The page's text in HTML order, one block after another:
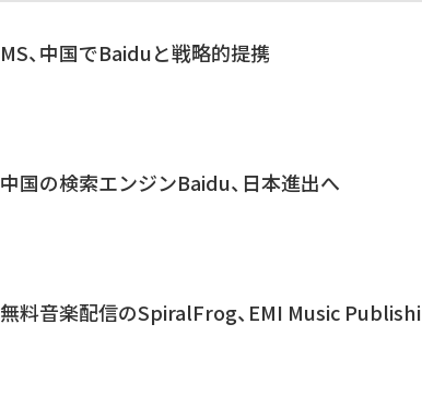
MS、中国でBaiduと戦略的提携
中国の検索エンジンBaidu、日本進出へ
無料音楽配信のSpiralFrog、EMI Music